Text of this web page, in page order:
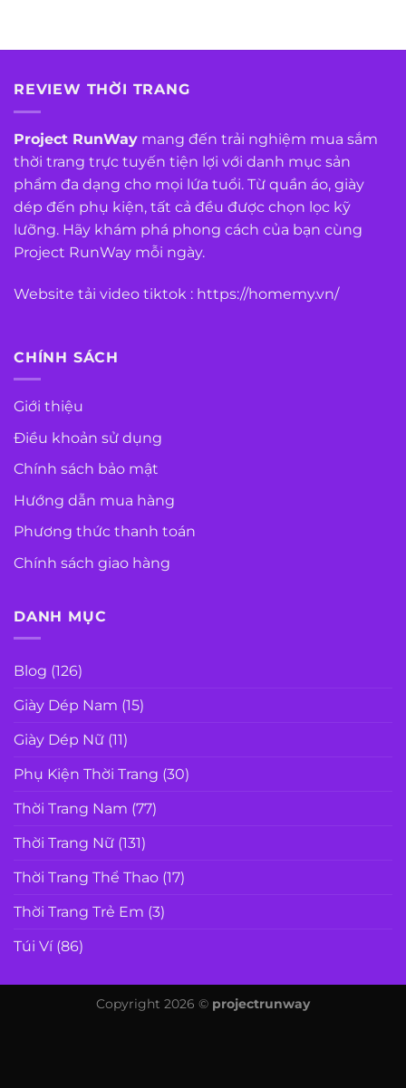
REVIEW THỜI TRANG
Project RunWay mang đến trải nghiệm mua sắm
thời trang trực tuyến tiện lợi với danh mục sản
phẩm đa dạng cho mọi lứa tuổi. Từ quần áo, giày
dép đến phụ kiện, tất cả đều được chọn lọc kỹ
lưỡng. Hãy khám phá phong cách của bạn cùng
Project RunWay mỗi ngày.
Website tải video tiktok : https://homemy.vn/
CHÍNH SÁCH
Giới thiệu
Điều khoản sử dụng
Chính sách bảo mật
Hướng dẫn mua hàng
Phương thức thanh toán
Chính sách giao hàng
DANH MỤC
Blog (126)
Giày Dép Nam (15)
Giày Dép Nữ (11)
Phụ Kiện Thời Trang (30)
Thời Trang Nam (77)
Thời Trang Nữ (131)
Thời Trang Thể Thao (17)
Thời Trang Trẻ Em (3)
Túi Ví(86)
Copyright 2026 © projectrunway